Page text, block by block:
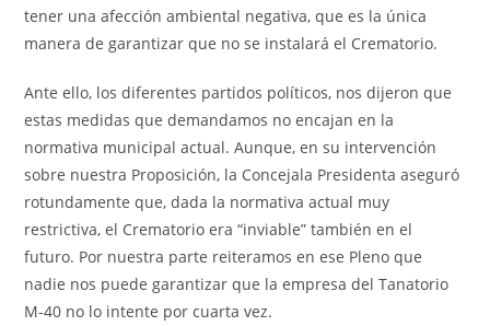
tener una afección ambiental negativa, que es la única
manera de garantizar que no se instalará el Crematorio.
Ante ello, los diferentes partidos políticos, nos dijeron que
estas medidas que demandamos no encajan en la
normativa municipal actual. Aunque, en su intervención
sobre nuestra Proposición, la Concejala Presidenta aseguró
rotundamente que, dada la normativa actual muy
restrictiva, el Crematorio era “inviable” también en el
futuro. Por nuestra parte reiteramos en ese Pleno que
nadie nos puede garantizar que la empresa del Tanatorio
M-40 no lo intente por cuarta vez.